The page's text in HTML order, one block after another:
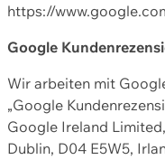
https://
Google
Wir arbeiten mit
„Google
Google Ireland
Dublin, D04 E5W5,